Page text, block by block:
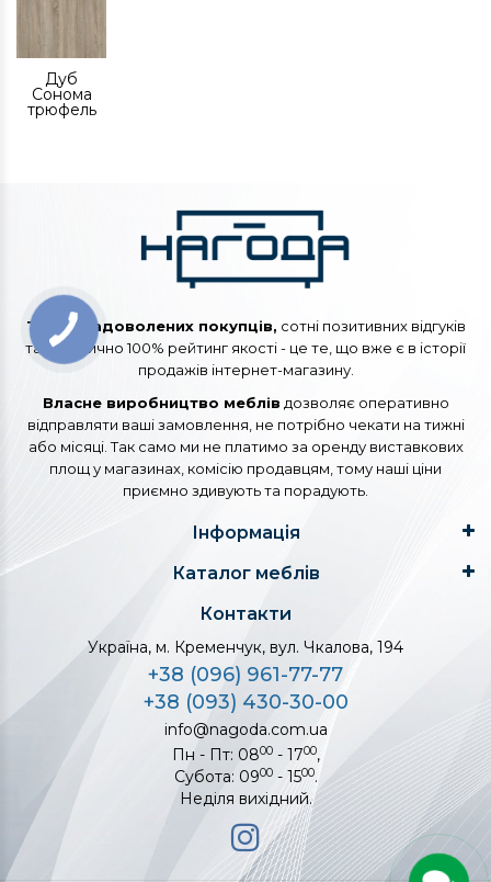
Дуб
Сонома
трюфель
Тисячі задоволених покупців, сотні позитивних відгуків
та практично 100% рейтинг якості - це те, що вже є в історії
продажів інтернет-магазину.
Власне виробництво меблів дозволяє оперативно
відправляти ваші замовлення, не потрібно чекати на тижні
або місяці. Так само ми не платимо за оренду виставкових
площ у магазинах, комісію продавцям, тому наші ціни
приємно здивують та порадують.
Інформація
Каталог меблів
Контакти
Україна, м. Кременчук, вул. Чкалова, 194
+38 (096) 961-77-77
+38 (093) 430-30-00
info@nagoda.com.ua
Пн - Пт: 0800- 1700,
Субота: 0900- 1500.
Неділя вихідний.